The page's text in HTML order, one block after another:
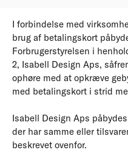
I forbindelse med
brug af betalingskort
Forbrugerstyrelsen i
2, Isabell Design Aps,
ophøre med at opkræve
med betalingskort i strid
Isabell Design Aps
der har samme eller
beskrevet ovenfor.